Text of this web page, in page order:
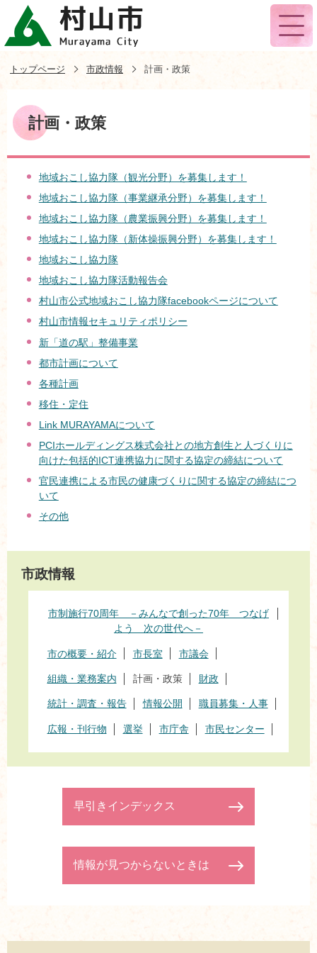
トップページ 市政情報 計画・政策
計画・政策
地域おこし協力隊（観光分野）を募集します！
地域おこし協力隊（事業継承分野）を募集します！
地域おこし協力隊（農業振興分野）を募集します！
地域おこし協力隊（新体操振興分野）を募集します！
地域おこし協力隊
地域おこし協力隊活動報告会
村山市公式地域おこし協力隊facebookページについて
村山市情報セキュリティポリシー
新「道の駅」整備事業
都市計画について
各種計画
移住・定住
Link MURAYAMAについて
PCIホールディングス株式会社との地方創生と人づくりに
向けた包括的ICT連携協力に関する協定の締結について
官民連携による市民の健康づくりに関する協定の締結につ
いて
その他
市政情報
市制施行70周年 －みんなで創った70年 つなげ
よう 次の世代へ－
市の概要・紹介 市長室 市議会
組織・業務案内 計画・政策 財政
統計・調査・報告 情報公開 職員募集・人事
広報・刊行物 選挙 市庁舎 市民センター
早引きインデックス
情報が見つからないときは